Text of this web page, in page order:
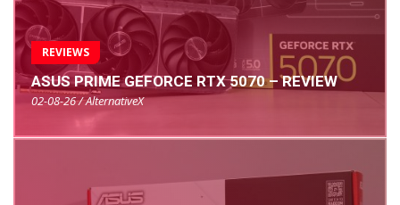
REVIEWS
ASUS PRIME GEFORCE RTX 5070 – REVIEW
02-08-26 / AlternativeX